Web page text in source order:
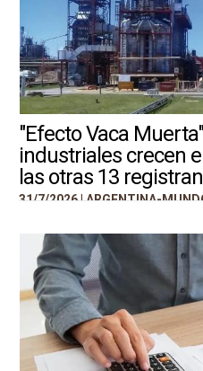
"Efecto Vaca
industriales crecen
las otras 13
31/7/2026 | ARGENTINA-